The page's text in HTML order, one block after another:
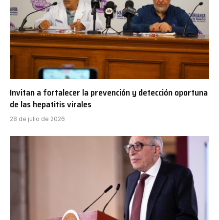
Invitan a fortalecer la prevención y detección oportuna
de las hepatitis virales
28 de julio de 2026